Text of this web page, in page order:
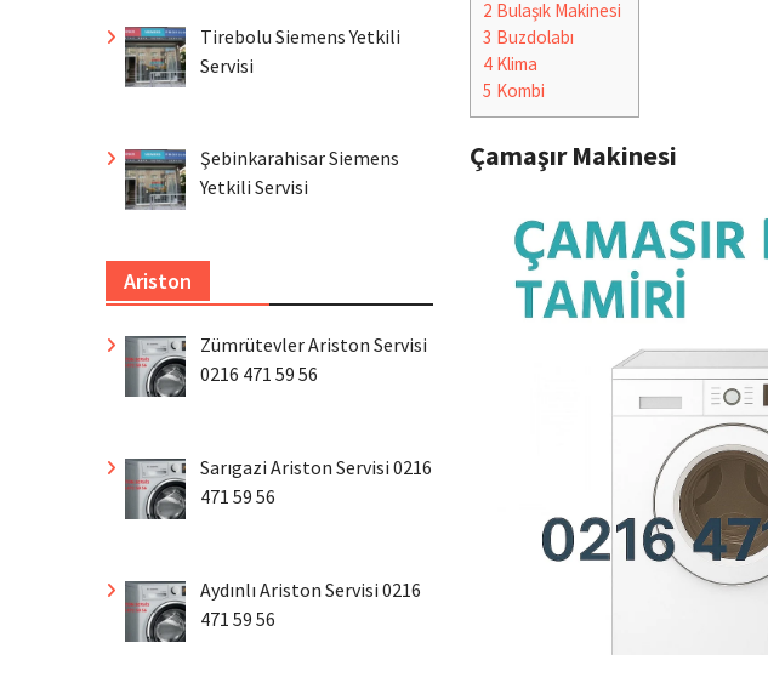
2 Bulaşık Makinesi
3 Buzdolabı
4 Klima
5 Kombi
Çamaşır Makinesi
Tirebolu Siemens Yetkili
Servisi
Şebinkarahisar Siemens
Yetkili Servisi
Ariston
Zümrütevler Ariston Servisi
0216 471 59 56
Sarıgazi Ariston Servisi 0216
471 59 56
Aydınlı Ariston Servisi 0216
471 59 56